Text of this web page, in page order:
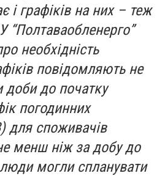
і графіків на них – теж
“Полтаваобленерго”
необхідність
повідомляють не
до початку
погодинних
для споживачів
менш ніж за добу до
могли спланувати